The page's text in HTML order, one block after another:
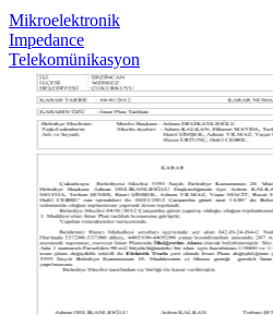
Mikroelektronik
Impedance
Telekomünikasyon